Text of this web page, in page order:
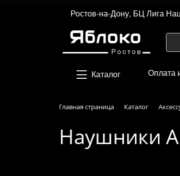
Ростов-на-Дону, БЦ Лига
Каталог Оплата
Главная страница Каталог
Наушники